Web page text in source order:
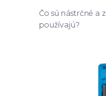
Čo sú nástrčné a
používajú?